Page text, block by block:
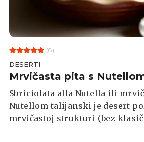
(8)
DESERTI
Mrvičasta pita s
Sbriciolata alla Nutella ili
Nutellom talijanski je desert
mrvičastoj strukturi (bez